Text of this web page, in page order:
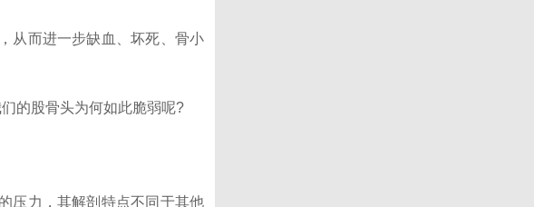
从而进一步缺血、坏死、骨小
的股骨头为何如此脆弱呢?
压力，其解剖特点不同于其他